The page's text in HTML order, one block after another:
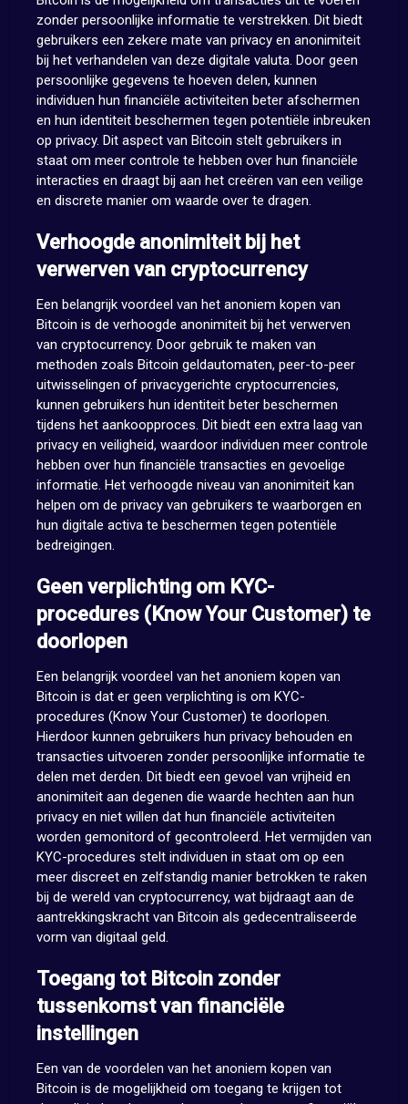
zonder persoonlijke informatie te verstrekken. Dit biedt
gebruikers een zekere mate van privacy en anonimiteit
bij het verhandelen van deze digitale valuta. Door geen
persoonlijke gegevens te hoeven delen, kunnen
individuen hun financiële activiteiten beter afschermen
en hun identiteit beschermen tegen potentiële inbreuken
op privacy. Dit aspect van Bitcoin stelt gebruikers in
staat om meer controle te hebben over hun financiële
interacties en draagt bij aan het creëren van een veilige
en discrete manier om waarde over te dragen.
Verhoogde anonimiteit bij het
verwerven van cryptocurrency
Een belangrijk voordeel van het anoniem kopen van
Bitcoin is de verhoogde anonimiteit bij het verwerven
van cryptocurrency. Door gebruik te maken van
methoden zoals Bitcoin geldautomaten, peer-to-peer
uitwisselingen of privacygerichte cryptocurrencies,
kunnen gebruikers hun identiteit beter beschermen
tijdens het aankoopproces. Dit biedt een extra laag van
privacy en veiligheid, waardoor individuen meer controle
hebben over hun financiële transacties en gevoelige
informatie. Het verhoogde niveau van anonimiteit kan
helpen om de privacy van gebruikers te waarborgen en
hun digitale activa te beschermen tegen potentiële
bedreigingen.
Geen verplichting om KYC-
procedures (Know Your Customer) te
doorlopen
Een belangrijk voordeel van het anoniem kopen van
Bitcoin is dat er geen verplichting is om KYC-
procedures (Know Your Customer) te doorlopen.
Hierdoor kunnen gebruikers hun privacy behouden en
transacties uitvoeren zonder persoonlijke informatie te
delen met derden. Dit biedt een gevoel van vrijheid en
anonimiteit aan degenen die waarde hechten aan hun
privacy en niet willen dat hun financiële activiteiten
worden gemonitord of gecontroleerd. Het vermijden van
KYC-procedures stelt individuen in staat om op een
meer discreet en zelfstandig manier betrokken te raken
bij de wereld van cryptocurrency, wat bijdraagt aan de
aantrekkingskracht van Bitcoin als gedecentraliseerde
vorm van digitaal geld.
Toegang tot Bitcoin zonder
tussenkomst van financiële
instellingen
Een van de voordelen van het anoniem kopen van
Bitcoin is de mogelijkheid om toegang te krijgen tot